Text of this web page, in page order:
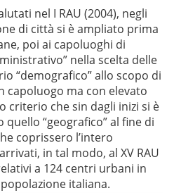
nel I RAU (2004), negli
di città si è ampliato prima
poi ai capoluoghi di
nella scelta delle
“demografico” allo scopo di
capoluogo ma con elevato
criterio che sin dagli inizi si è
“geografico” al fine di
coprissero l’intero
in tal modo, al XV RAU
a 124 centri urbani in
italiana.